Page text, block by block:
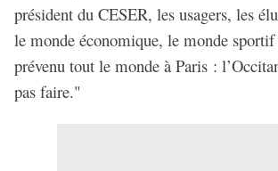
président du CESER, les usagers, les
le monde économique, le monde
prévenu tout le monde à Paris :
pas faire."